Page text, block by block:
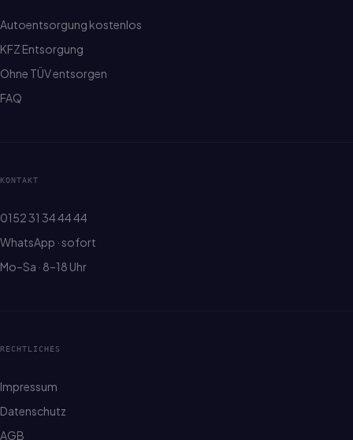
Autoentsorgung kostenlos
KFZ Entsorgung
Ohne TÜV entsorgen
FAQ
KONTAKT
0152 31 34 44 44
WhatsApp · sofort
Mo–Sa · 8–18 Uhr
RECHTLICHES
Impressum
Datenschutz
AGB